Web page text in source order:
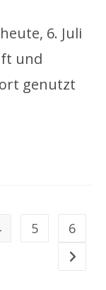
6. Juli
und
genutzt
5 6
Zur